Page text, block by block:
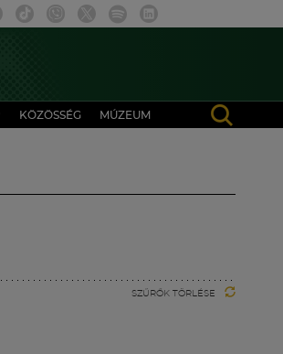
KÖZÖSSÉG MÚZEUM
SZŰRŐK TÖRLÉSE